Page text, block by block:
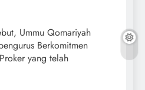
Ummu Qomariyah
Berkomitmen
yang telah